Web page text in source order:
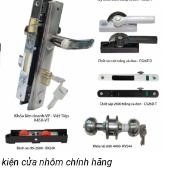
cửa nhôm chính hãng